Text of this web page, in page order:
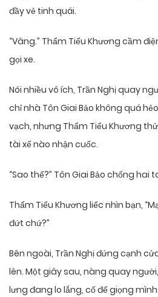
đầy vẻ tinh quái.
“Vâng.” Thẩm Tiểu Khương cầm
gọi xe.
Nói nhiều vô ích, Trần Nghị quay
chỉ nhà Tôn Giai Bảo không quá
vạch, nhưng Thẩm Tiểu Khương
tài xế nào nhận cuốc.
“Sao thế?” Tôn Giai Bảo chống hai
Thẩm Tiểu Khương liếc nhìn bạn,
đứt chứ?”
Bên ngoài, Trần Nghị đứng cạnh
lên. Một giây sau, nàng quay
lưng đang lo lắng, cố để giọng